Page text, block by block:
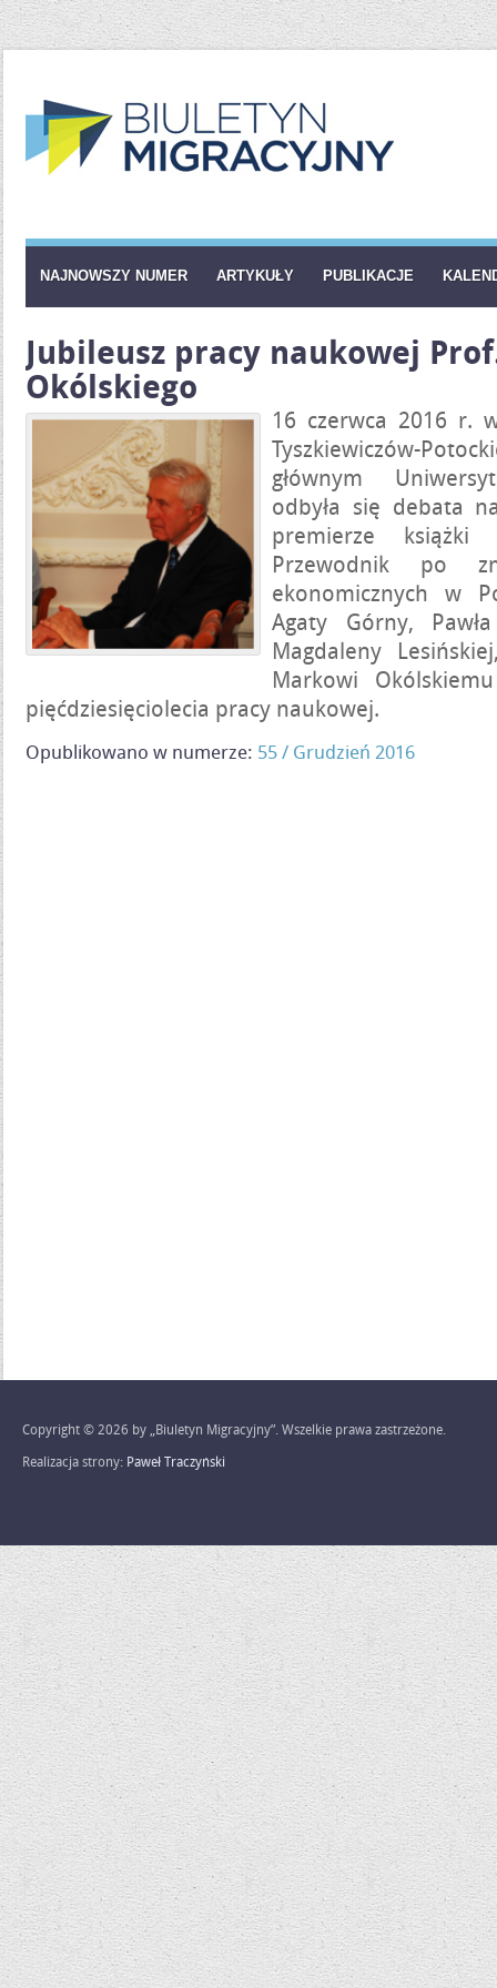
NAJNOWSZY NUMER ARTYKUŁY PUBLIKACJE
Jubileusz pracy naukowej
Okólskiego
16 czerwca 2016 r.
Tyszkiewiczów-
głównym
odbyła się debata
premierze książki
Przewodnik po
ekonomicznych w
Agaty Górny,
Magdaleny
Markowi
pięćdziesięciolecia pracy naukowej.
Opublikowano w numerze: 55 / Grudzień 2016
Copyright © 2026 by „Biuletyn Migracyjny”. Wszelkie prawa zastrzeżone.
Realizacja strony: Paweł Traczyński